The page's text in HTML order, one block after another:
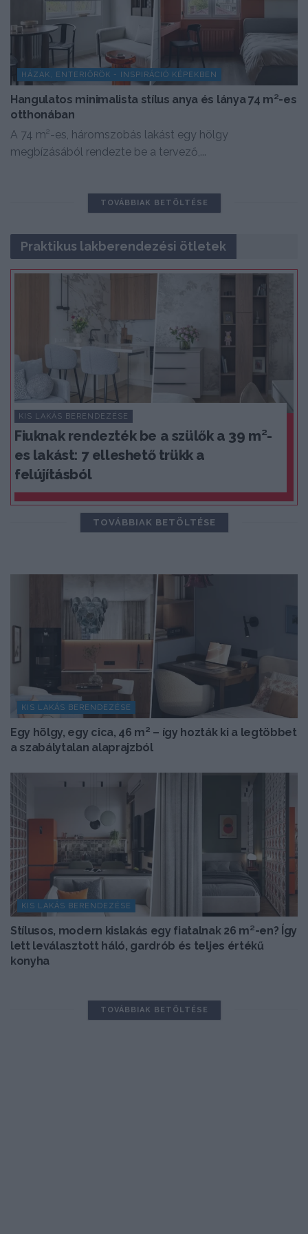
HÁZAK, ENTERIŐRÖK - INSPIRÁCIÓ KÉPEKBEN
Hangulatos minimalista stílus anya és lánya 74 m²-es
otthonában
A 74 m²-es, háromszobás lakást egy hölgy
megbízásából rendezte be a tervező,...
TOVÁBBIAK BETÖLTÉSE
Praktikus lakberendezési ötletek
KIS LAKÁS BERENDEZÉSE
Fiuknak rendezték be a szülők a 39 m²-
es lakást: 7 elleshető trükk a
felújításból
TOVÁBBIAK BETÖLTÉSE
KIS LAKÁS BERENDEZÉSE
Egy hölgy, egy cica, 46 m² – így hozták ki a legtöbbet
a szabálytalan alaprajzból
KIS LAKÁS BERENDEZÉSE
Stílusos, modern kislakás egy fiatalnak 26 m²-en? Így
lett leválasztott háló, gardrób és teljes értékű
konyha
TOVÁBBIAK BETÖLTÉSE